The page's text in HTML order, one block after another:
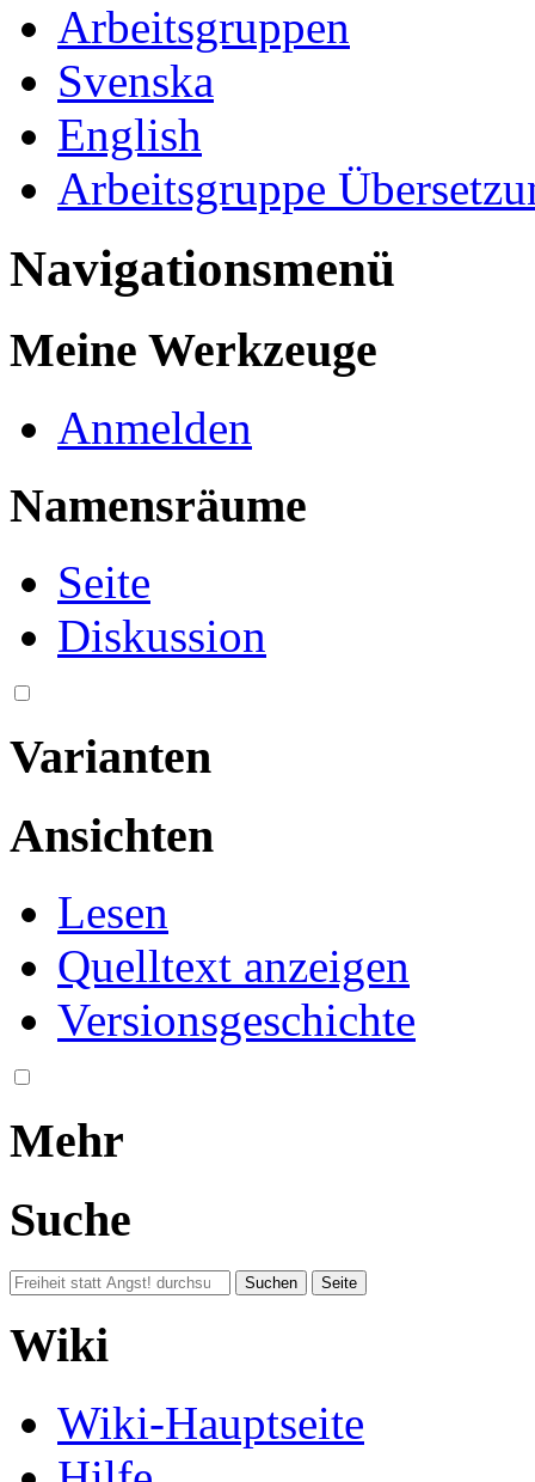
Arbeitsgruppen
Svenska
English
Arbeitsgruppe
Navigationsmenü
Meine Werkzeuge
Anmelden
Namensräume
Seite
Diskussion
Varianten
Ansichten
Lesen
Quelltext anzeigen
Versionsgeschichte
Mehr
Suche
Wiki
Wiki-Hauptseite